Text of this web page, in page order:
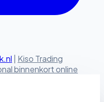
Kiso Trading
binnenkort online